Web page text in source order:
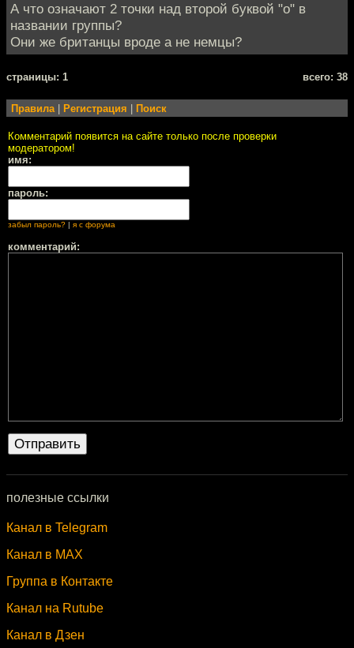
А что означают 2 точки над второй буквой "о" в
названии группы?
Они же британцы вроде а не немцы?
cтраницы: 1 всего: 38
Правила| Регистрация Поиск
Комментарий появится на сайте только после проверки
модератором!
имя:
пароль:
забыл пароль? | я с форума
комментарий:
полезные ссылки
Канал в Telegram
Канал в MAX
Группа в Контакте
Канал на Rutube
Канал в Дзен